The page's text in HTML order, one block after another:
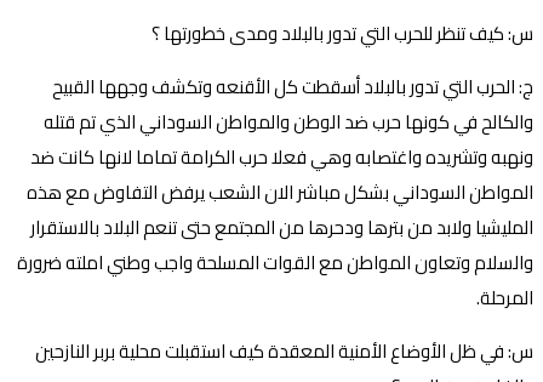
س: كيف تنظر للحرب التي تدور بالبلاد ومدى خطورتها ؟
ج: الحرب التي تدور بالبلاد أسقطت كل الأقنعه وتكشف وجهها القبيح
والكالح في كونها حرب ضد الوطن والمواطن السوداني الذي تم قتله
ونهبه وتشريده واغتصابه وهي فعلا حرب الكرامة تماما لانها كانت ضد
المواطن السوداني بشكل مباشر الان الشعب يرفض التفاوض مع هذه
المليشيا ولابد من بترها ودحرها من المجتمع حتى تنعم البلاد بالاستقرار
والسلام وتعاون المواطن مع القوات المسلحة واجب وطني املته ضرورة
المرحلة.
س: في ظل الأوضاع الأمنية المعقدة كيف استقبلت محلية بربر النازحين